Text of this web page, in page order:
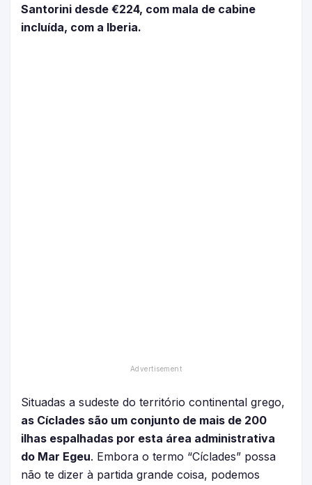
Santorini desde €224, com mala de cabine
incluída, com a Iberia.
Situadas a sudeste do território continental grego,
as Cíclades são um conjunto de mais de 200
ilhas espalhadas por esta área administrativa
do Mar Egeu. Embora o termo “Cíclades” possa
não te dizer à partida grande coisa, podemos